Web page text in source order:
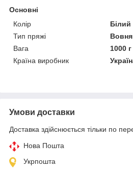
Основні
Колір
Білий
Тип пряжі
Вага
1000 г
Країна виробник
Умови доставки
Доставка здійснюється тільки по
Нова Пошта
Укрпошта